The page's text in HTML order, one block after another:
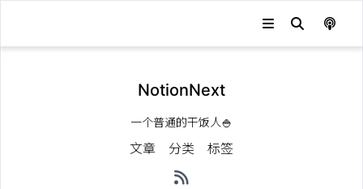
NotionNext
一个普通的干饭人🍚
文章 分类 标签